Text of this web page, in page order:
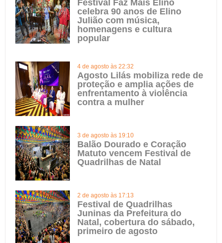
Festival Faz Mais Elino
celebra 90 anos de Elino
Julião com música,
homenagens e cultura
popular
4 de agosto às 22:32
Agosto Lilás mobiliza rede de
proteção e amplia ações de
enfrentamento à violência
contra a mulher
3 de agosto às 19:10
Balão Dourado e Coração
Matuto vencem Festival de
Quadrilhas de Natal
2 de agosto às 17:13
Festival de Quadrilhas
Juninas da Prefeitura do
Natal, cobertura do sábado,
primeiro de agosto